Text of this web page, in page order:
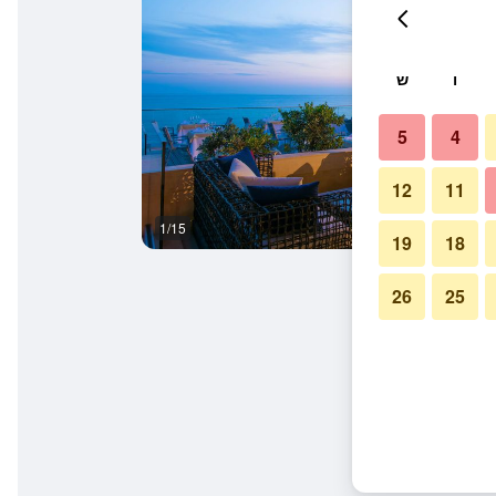
1/15
ו ש
4
5
11
12
18
19
25
26